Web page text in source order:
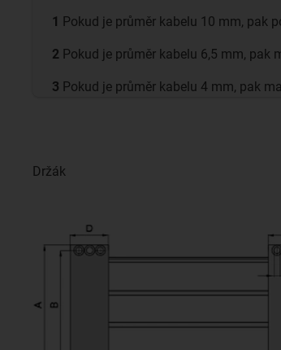
1 Pokud je průměr kabelu 10 mm, pak
2 Pokud je průměr kabelu 6,5 mm, pak
3 Pokud je průměr kabelu 4 mm, pak
Držák